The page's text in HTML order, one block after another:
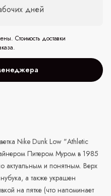
дней
Стоимость доставки
Nike Dunk Low "Athletic
Питером Муром в 1985
актуальным и понятным. Верх
а также украшен
на пятке (что напоминает